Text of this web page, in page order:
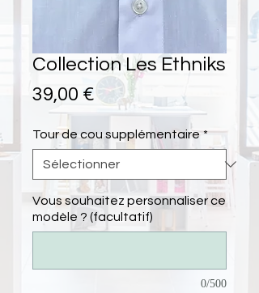
Collection Les Ethniks
39,00 € Prix
Tour de cou supplémentaire *
Vous souhaitez personnaliser ce
modèle ? (facultatif)
0/500